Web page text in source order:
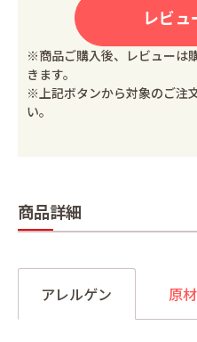
レビュ
※商品ご購入後、レビューは
きます。
※上記ボタンから対象のご注
い。
商品詳細
アレルゲン 原